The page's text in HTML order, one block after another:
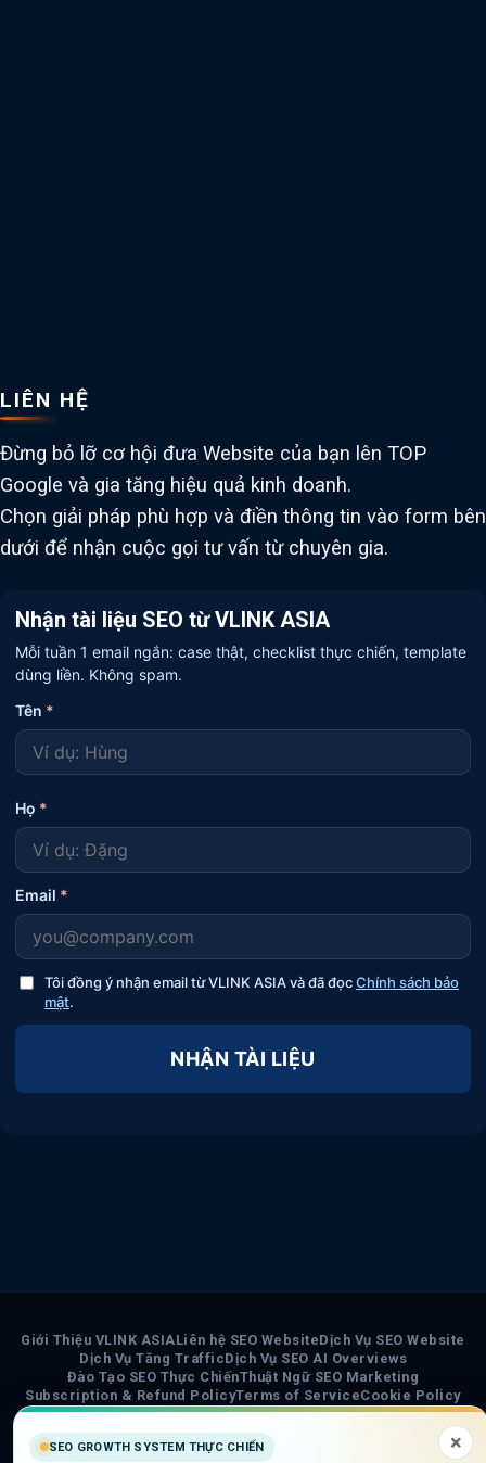
LIÊN HỆ
Đừng bỏ lỡ cơ hội đưa Website của bạn lên TOP
Google và gia tăng hiệu quả kinh doanh.
Chọn giải pháp phù hợp và điền thông tin vào form bên
dưới để nhận cuộc gọi tư vấn từ chuyên gia.
Nhận tài liệu SEO từ VLINK ASIA
Mỗi tuần 1 email ngắn: case thật, checklist thực chiến, template
dùng liền. Không spam.
Tên *
Họ *
Email *
Tôi đồng ý nhận email từ VLINK ASIA và đã đọcChính sách bảo
mật.
NHẬN TÀI LIỆU
Giới Thiệu VLINK ASIALiên hệ SEO WebsiteDịch Vụ SEO Website
Dịch Vụ Tăng TrafficDịch Vụ SEO AI Overviews
Đào Tạo SEO Thực ChiếnThuật Ngữ SEO Marketing
Subscription & Refund PolicyTerms of ServiceCookie Policy
Privacy PolicyChính Sách Nội Dung AISơ đồ trang VLINK ASIA
Tin tức
SEO GROWTH SYSTEM THỰC CHIẾN ×